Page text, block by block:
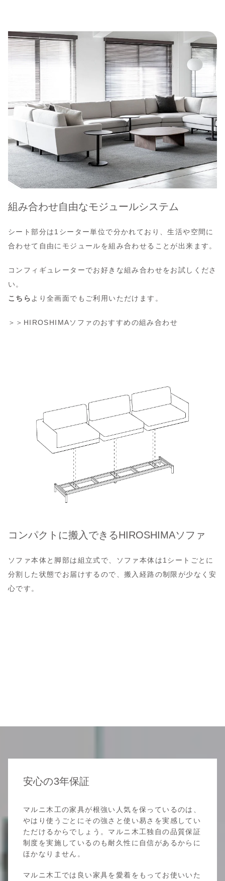
組み合わせ自由なモジュールシステム
シート部分は1シーター単位で分かれており、生活や空間に
合わせて自由にモジュールを組み合わせることが出来ます。
コンフィギュレーターでお好きな組み合わせをお試しくださ
い。
こちら より全画面でもご利用いただけます。
＞＞ HIROSHIMAソファのおすすめの組み合わせ
コンパクトに搬入できるHIROSHIMAソファ
ソファ本体と脚部は組立式で、ソファ本体は1シートごとに
分割した状態でお届けするので、搬入経路の制限が少なく安
心です。
安心の3年保証
マルニ木工の家具が根強い人気を保っているのは、
やはり使うごとにその強さと使い易さを実感してい
ただけるからでしょう。マルニ木工独自の品質保証
制度を実施しているのも耐久性に自信があるからに
ほかなりません。
マルニ木工では良い家具を愛着をもってお使いいた